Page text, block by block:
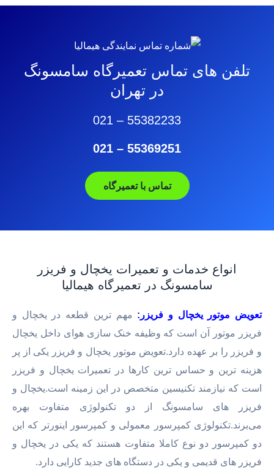
تلفن های تماس تعمیرگاه سامسونگ
در تهران
021 – 55382233
021 – 55369251
تماس با تعمیرگاه
انواع خدمات و تعمیرات یخچال و فریزر
سامسونگ در تعمیرگاه هیمالیا
تعویض موتور یخچال و فریزر: مهم ترین قطعه در یخچال و
فریزر موتور آن است که وظیفه خنک سازی هوای داخل یخچال
و فریزر را بر عهده دارد.تعویض موتور یخچال و فریزر یکی از پر
هزینه ترین و حساس ترین کارها در تعمیرات یخچال و فریزر
است که نیازمند تکنیسین متخصص در این زمینه است.یخچال و
فریزر های سامسونگ از دو تکنولوژی متفاوت بهره
می‌برند.تکنولوژی کمپرسور معمولی و کمپرسور اینورتر که این
دو کمپرسور دو نوع کاملا متفاوت هستند که یکی در یخچال و
فریزر های قدیمی و یکی در دستگاه های جدید کارایی دارد.